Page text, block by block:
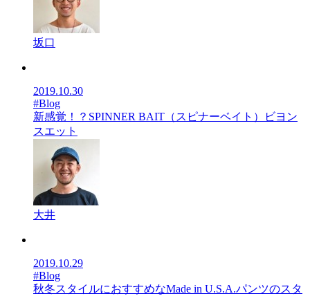
坂口
2019.10.30
#Blog
新感覚！？SPINNER BAIT（スピナーベイト）ビヨン
スエット
大井
2019.10.29
#Blog
秋冬スタイルにおすすめなMade in U.S.A.パンツのスタ